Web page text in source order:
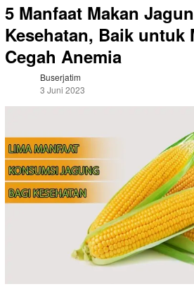
5 Manfaat Makan
Kesehatan, Baik untuk
Cegah Anemia
Buserjatim
3 Juni 2023